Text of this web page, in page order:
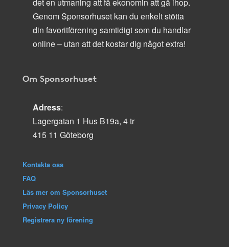
Genom Sponsorhuset kan du enkelt stötta
din favoritförening samtidigt som du handlar
online – utan att det kostar dig något extra!
Om Sponsorhuset
Adress:
Lagergatan 1 Hus B19a, 4 tr
415 11 Göteborg
Kontakta oss
FAQ
Läs mer om Sponsorhuset
Privacy Policy
Registrera ny förening